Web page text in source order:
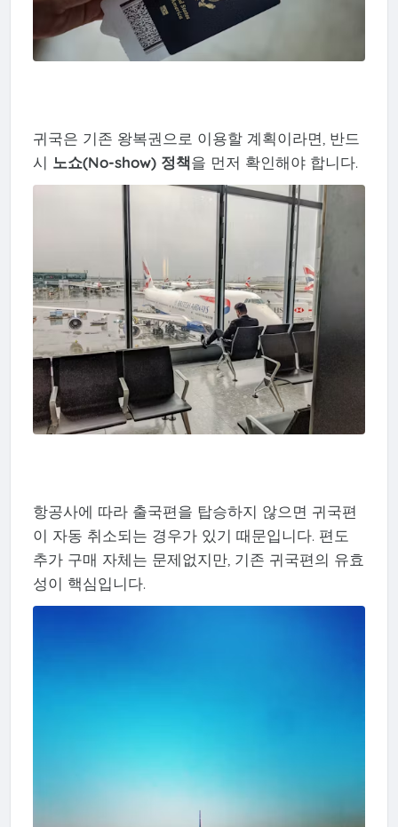
귀국은 기존 왕복권으로 이용할 계획이라면, 반드
시 노쇼(No-show) 정책을 먼저 확인해야 합니다.
항공사에 따라 출국편을 탑승하지 않으면 귀국편
이 자동 취소되는 경우가 있기 때문입니다. 편도
추가 구매 자체는 문제없지만, 기존 귀국편의 유효
성이 핵심입니다.